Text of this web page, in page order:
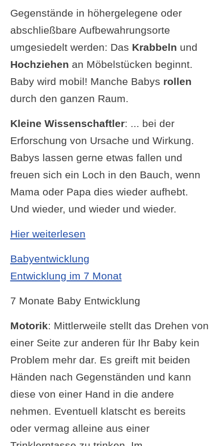
Gegenstände in höhergelegene oder
abschließbare Aufbewahrungsorte
umgesiedelt werden: Das Krabbeln und
Hochziehen an Möbelstücken beginnt.
Baby wird mobil! Manche Babys rollen
durch den ganzen Raum.
Kleine Wissenschaftler: ... bei der
Erforschung von Ursache und Wirkung.
Babys lassen gerne etwas fallen und
freuen sich ein Loch in den Bauch, wenn
Mama oder Papa dies wieder aufhebt.
Und wieder, und wieder und wieder.
Hier weiterlesen: Entwicklung im 6 Monat
Babyentwicklung
Entwicklung im 7 Monat
7 Monate Baby Entwicklung
Motorik: Mittlerweile stellt das Drehen von
einer Seite zur anderen für Ihr Baby kein
Problem mehr dar. Es greift mit beiden
Händen nach Gegenständen und kann
diese von einer Hand in die andere
nehmen. Eventuell klatscht es bereits
oder vermag alleine aus einer